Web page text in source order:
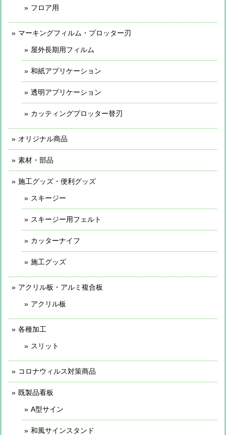
フロア用
マーキングフィルム・プロッター刃
屋外長期用フィルム
和紙アプリケーション
透明アプリケーション
カッティングプロッター替刃
オリジナル商品
素材・部品
施工グッズ・便利グッズ
スキージー
スキージー用フェルト
カッターナイフ
施工グッズ
アクリル板・アルミ複合板
アクリル板
各種加工
スリット
コロナウィルス対策商品
既製品看板
A型サイン
和風サインスタンド